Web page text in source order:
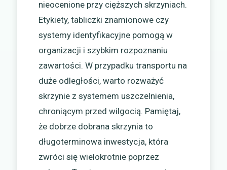
nieocenione przy cięższych skrzyniach.
Etykiety, tabliczki znamionowe czy
systemy identyfikacyjne pomogą w
organizacji i szybkim rozpoznaniu
zawartości. W przypadku transportu na
duże odległości, warto rozważyć
skrzynie z systemem uszczelnienia,
chroniącym przed wilgocią. Pamiętaj,
że dobrze dobrana skrzynia to
długoterminowa inwestycja, która
zwróci się wielokrotnie poprzez